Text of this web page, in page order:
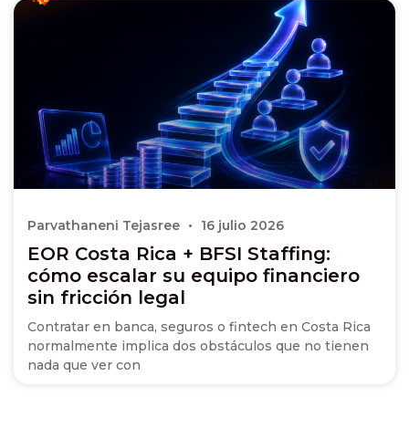
EOR Costa Rica + BFSI Staffing:
cómo escalar su equipo financiero
sin fricción legal
Contratar en banca, seguros o fintech en Costa Rica
normalmente implica dos obstáculos que no tienen
nada que ver con
Parvathaneni Tejasree 16 julio 2026